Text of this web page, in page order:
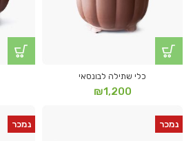
כלי שתילה לבונסאי
₪1,200
נמכר נמכר